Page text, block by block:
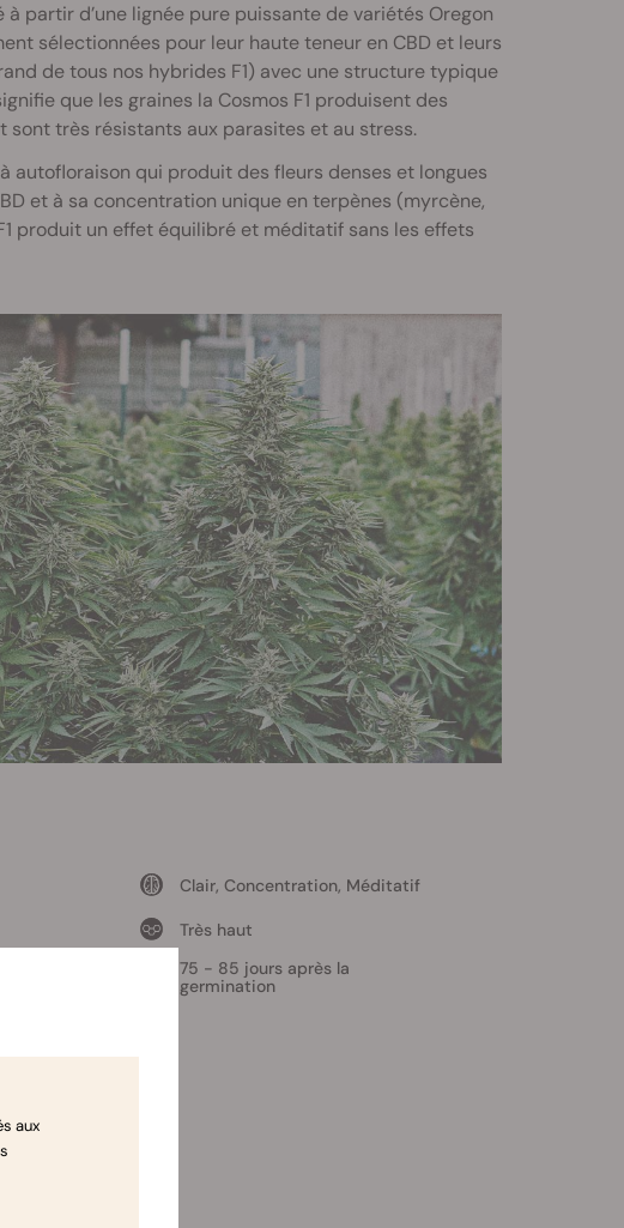
partir d’une lignée pure puissante de variétés Oregon
sélectionnées pour leur haute teneur en CBD et leurs
de tous nos hybrides F1) avec une structure typique
que les graines la Cosmos F1 produisent des
très résistants aux parasites et au stress.
autofloraison qui produit des fleurs denses et longues
et à sa concentration unique en terpènes (myrcène,
produit un effet équilibré et méditatif sans les effets
Clair, Concentration, Méditatif
Très haut
75 - 85 jours après la
germination
F1
aux